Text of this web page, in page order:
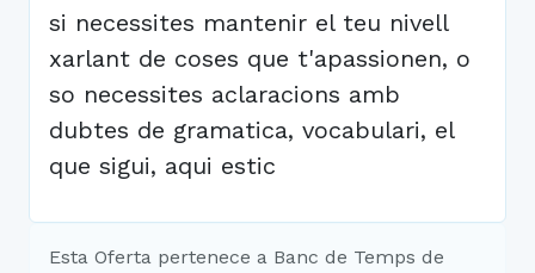
si necessites mantenir el teu nivell
xarlant de coses que t'apassionen, o
so necessites aclaracions amb
dubtes de gramatica, vocabulari, el
que sigui, aqui estic
Esta Oferta pertenece a Banc de Temps de